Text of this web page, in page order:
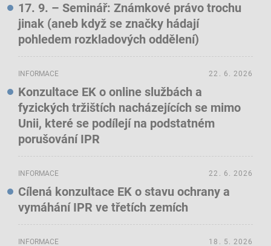
17. 9. – Seminář: Známkové právo trochu
jinak (aneb když se značky hádají
pohledem rozkladových oddělení)
INFORMACE
Konzultace EK o online službách a
fyzických tržištích nacházejících se mimo
Unii, které se podílejí na podstatném
porušování IPR
22. 6. 2026
INFORMACE
Cílená konzultace EK o stavu ochrany a
vymáhání IPR ve třetích zemích
22. 6. 2026
INFORMACE 18. 5. 2026